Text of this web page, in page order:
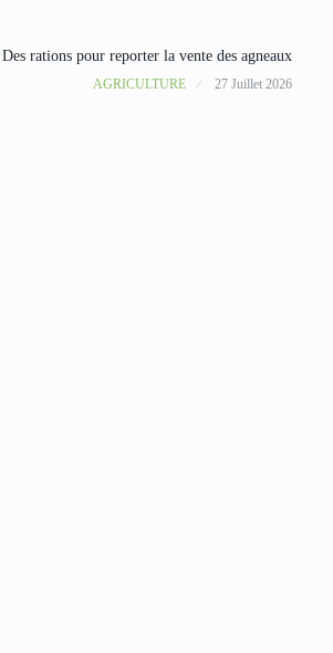
Des rations pour reporter la vente des agneaux
AGRICULTURE 27 Juillet 2026